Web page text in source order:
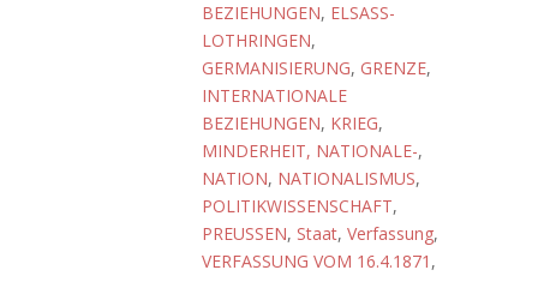
BEZIEHUNGEN, ELSASS-
LOTHRINGEN,
GERMANISIERUNG, GRENZE,
INTERNATIONALE
BEZIEHUNGEN, KRIEG,
MINDERHEIT, NATIONALE-,
NATION, NATIONALISMUS,
POLITIKWISSENSCHAFT,
PREUSSEN, Staat, Verfassung,
VERFASSUNG VOM 16.4.1871 ,